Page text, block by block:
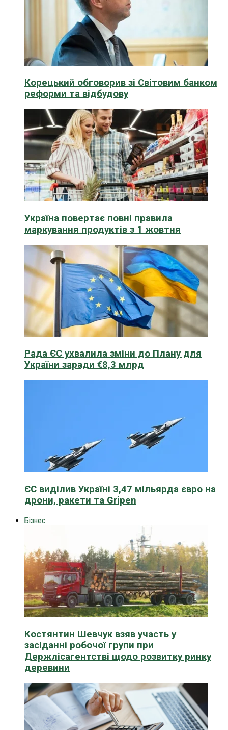
Корецький обговорив зі Світовим банком
реформи та відбудову
Україна повертає повні правила
маркування продуктів з 1 жовтня
Рада ЄС ухвалила зміни до Плану для
України заради €8,3 млрд
ЄС виділив Україні 3,47 мільярда євро на
дрони, ракети та Gripen
Бізнес
Костянтин Шевчук взяв участь у
засіданні робочої групи при
Держлісагентстві щодо розвитку ринку
деревини